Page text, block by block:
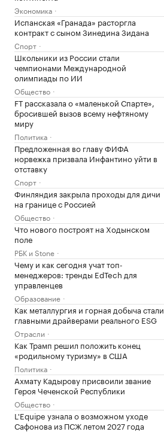
Экономика
Испанская «Гранада» расторгла
контракт с сыном Зинедина Зидана
Спорт
Школьники из России стали
чемпионами Международной
олимпиады по ИИ
Общество
FT рассказала о «маленькой Спарте»,
бросившей вызов всему нефтяному
миру
Политика
Предложенная во главу ФИФА
норвежка призвала Инфантино уйти в
отставку
Спорт
Финляндия закрыла проходы для дичи
на границе с Россией
Общество
Что нового построят на Ходынском
поле
РБК и Stone
Чему и как сегодня учат топ-
менеджеров: тренды EdTech для
управленцев
Образование
Как металлургия и горная добыча стали
главными драйверами реального ESG
Отрасли
Как Трамп решил положить конец
«родильному туризму» в США
Политика
Ахмату Кадырову присвоили звание
Героя Чеченской Республики
Общество
L'Equipe узнала о возможном уходе
Сафонова из ПСЖ летом 2027 года